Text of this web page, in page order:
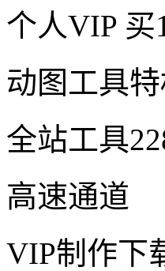
个人VIP 买
动图工具
全站工具
高速通道
VIP制作下